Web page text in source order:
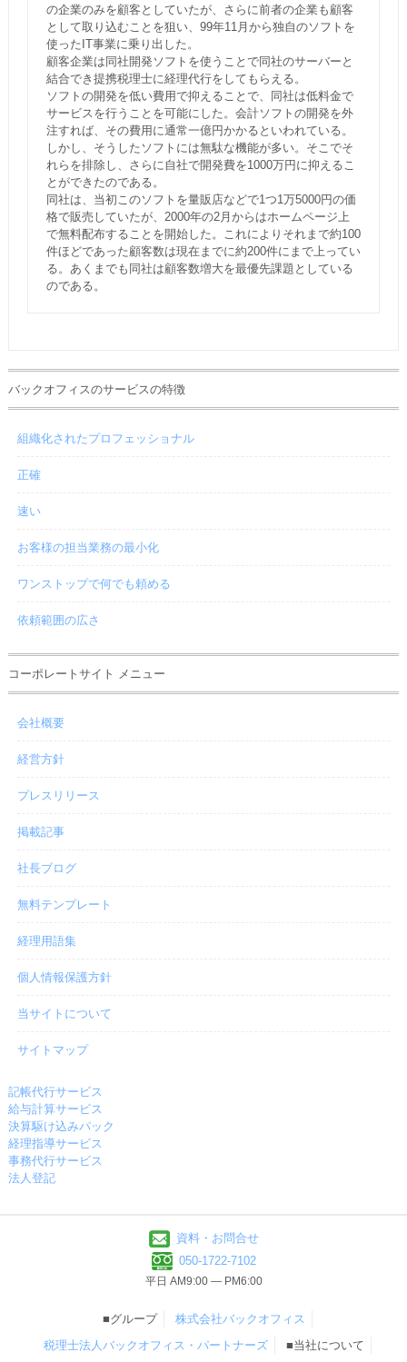
の企業のみを顧客としていたが、さらに前者の企業も顧客
として取り込むことを狙い、99年11月から独自のソフトを
使ったIT事業に乗り出した。
顧客企業は同社開発ソフトを使うことで同社のサーバーと
結合でき提携税理士に経理代行をしてもらえる。
ソフトの開発を低い費用で抑えることで、同社は低料金で
サービスを行うことを可能にした。会計ソフトの開発を外
注すれば、その費用に通常一億円かかるといわれている。
しかし、そうしたソフトには無駄な機能が多い。そこでそ
れらを排除し、さらに自社で開発費を1000万円に抑えるこ
とができたのである。
同社は、当初このソフトを量販店などで1つ1万5000円の価
格で販売していたが、2000年の2月からはホームページ上
で無料配布することを開始した。これによりそれまで約100
件ほどであった顧客数は現在までに約200件にまで上ってい
る。あくまでも同社は顧客数増大を最優先課題としている
のである。
バックオフィスのサービスの特徴
組織化されたプロフェッショナル
正確
速い
お客様の担当業務の最小化
ワンストップで何でも頼める
依頼範囲の広さ
コーポレートサイト メニュー
会社概要
経営方針
プレスリリース
掲載記事
社長ブログ
無料テンプレート
経理用語集
個人情報保護方針
当サイトについて
サイトマップ
記帳代行サービス
給与計算サービス
決算駆け込みパック
経理指導サービス
事務代行サービス
法人登記
資料・お問合せ
050-1722-7102
平日 AM9:00 ― PM6:00
■グループ
株式会社バックオフィス
税理士法人バックオフィス・パートナーズ
■当社について